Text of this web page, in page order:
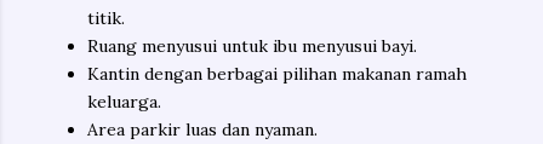
titik.
Ruang menyusui untuk ibu menyusui bayi.
Kantin dengan berbagai pilihan makanan ramah
keluarga.
Area parkir luas dan nyaman.